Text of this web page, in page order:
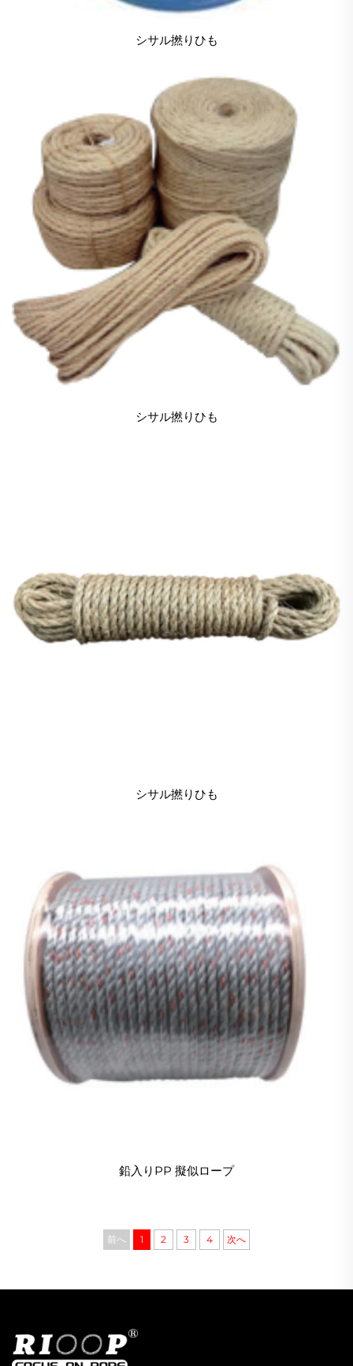
シサル撚りひも
シサル撚りひも
シサル撚りひも
鉛入りPP 擬似ロープ
前へ 1 2 3 4 次へ